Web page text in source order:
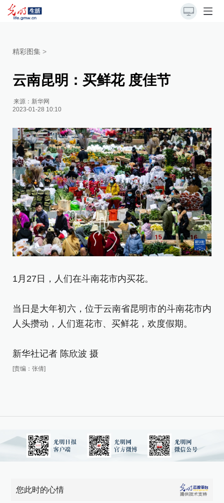
精彩图集 >
云南昆明：买鲜花 度佳节
来源： 新华网
2023-01-28 10:10
1月27日，人们在斗南花市内买花。
当日是大年初六，位于云南省昆明市的斗南花市内
人头攒动，人们逛花市、买鲜花，欢度假期。
新华社记者 陈欣波 摄
[责编：张倩]
您此时的心情